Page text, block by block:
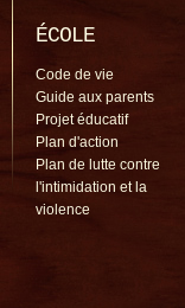
ÉCOLE
Code de vie
Guide aux parents
Projet éducatif
Plan d'action
Plan de lutte contre
l'intimidation et la
violence